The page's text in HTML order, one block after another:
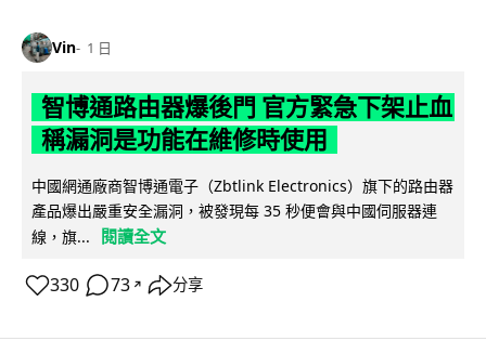
Vin 1 日
智博通路由器爆後門 官方緊急下架止血
稱漏洞是功能在維修時使用
中國網通廠商智博通電子（Zbtlink Electronics）旗下的路由器
產品爆出嚴重安全漏洞，被發現每 35 秒便會與中國伺服器連
線，旗...
閱讀全文
330 73 ↗ 分享